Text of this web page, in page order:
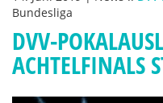
Bundesliga
DVV-
ACHTELFINALS